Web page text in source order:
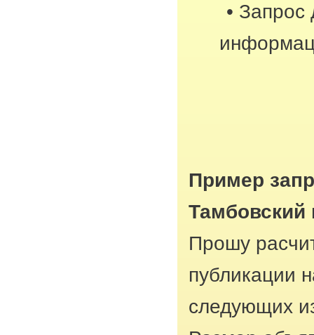
• Запрос
Пример
Тамбовский
Прошу
публикации
следующих